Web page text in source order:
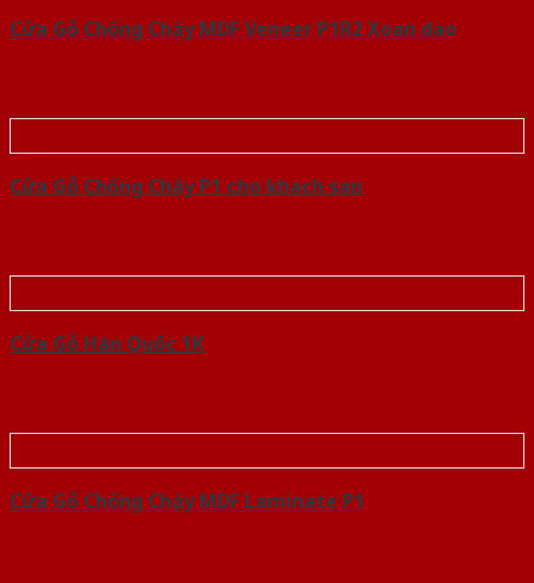
Cửa Gỗ Chống Cháy MDF Veneer P1R2 Xoan dao
Cửa Gỗ Chống Cháy P1 cho khach san
Cửa Gỗ Hàn Quốc 1K
Cửa Gỗ Chống Cháy MDF Laminate P1